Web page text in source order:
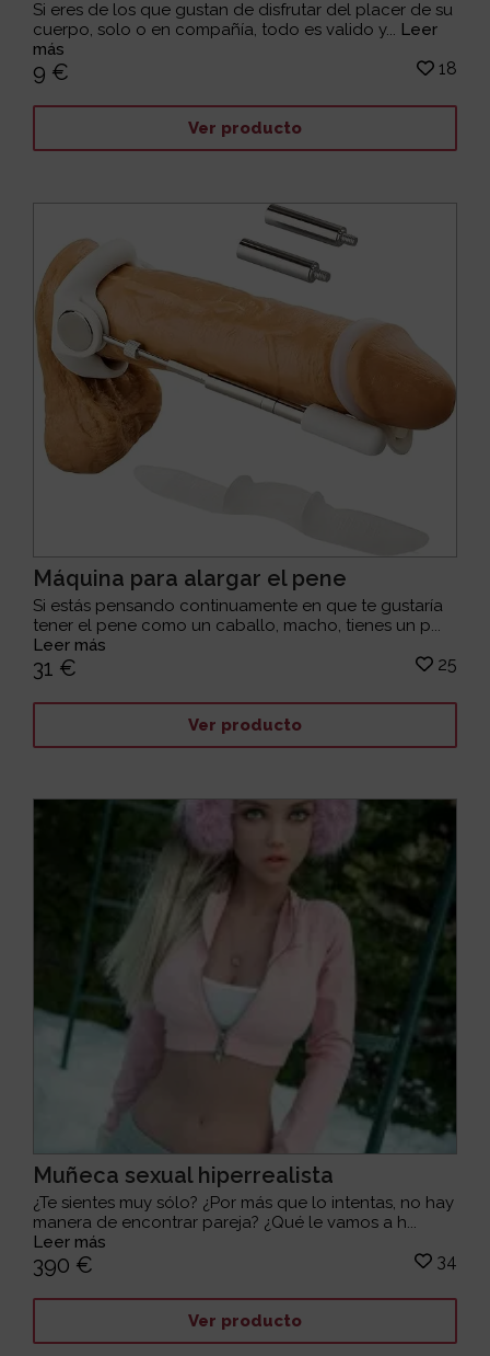
Si eres de los que gustan de disfrutar del placer de su
cuerpo, solo o en compañía, todo es valido y... Leer
más
9 € 18
Ver producto
Máquina para alargar el pene
Si estás pensando continuamente en que te gustaría
tener el pene como un caballo, macho, tienes un p...
Leer más
31 € 25
Ver producto
Muñeca sexual hiperrealista
¿Te sientes muy sólo? ¿Por más que lo intentas, no hay
manera de encontrar pareja? ¿Qué le vamos a h...
Leer más
390 € 34
Ver producto